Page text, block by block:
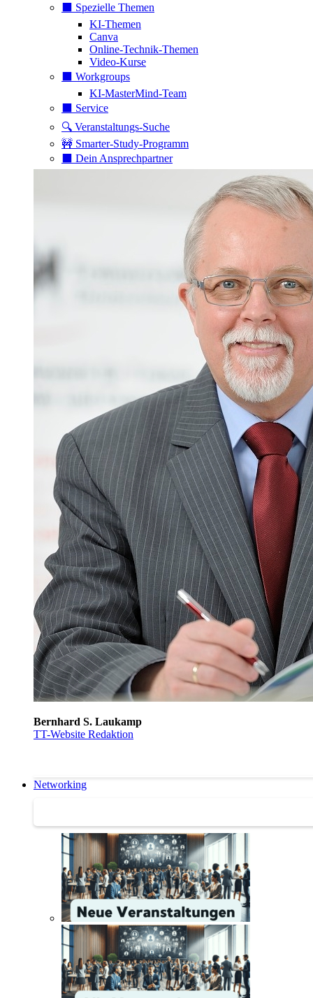
⬛️ Spezielle Themen
KI-Themen
Canva
Online-Technik-Themen
Video-Kurse
⬛️ Workgroups
KI-MasterMind-Team
⬛️ Service
🔍 Veranstaltungs-Suche
🚧 Smarter-Study-Programm
⬛️ Dein Ansprechpartner
Bernhard S. Laukamp
TT-Website Redaktion
Networking